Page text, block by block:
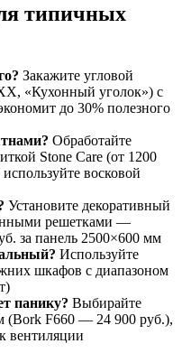
типичных
Закажите угловой
«Кухонный уголок») с
до 30% полезного
Обработайте
Stone Care (от 1200
восковой
Установите декоративный
решетками —
за панель 2500×600 мм
Используйте
шкафов с диапазоном
панику? Выбирайте
(Bork F660 — 24 900 руб.),
вентиляции